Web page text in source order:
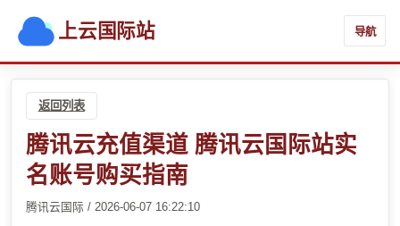
上云国际站 导航
返回列表
腾讯云充值渠道 腾讯云国际站实
名账号购买指南
腾讯云国际 / 2026-06-07 16:22:10